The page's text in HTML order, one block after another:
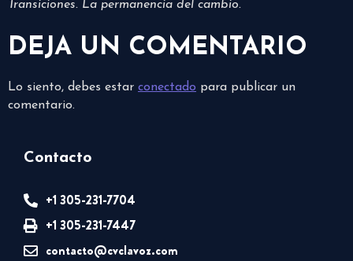
Transiciones. La permanencia del cambio.
DEJA UN COMENTARIO
Lo siento, debes estar conectado para publicar un
comentario.
Contacto
+1 305-231-7704
+1 305-231-7447
contacto@cvclavoz.com